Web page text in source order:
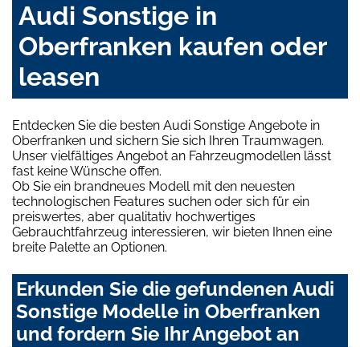
Audi Sonstige in
Oberfranken kaufen oder
leasen
Entdecken Sie die besten Audi Sonstige Angebote in
Oberfranken und sichern Sie sich Ihren Traumwagen.
Unser vielfältiges Angebot an Fahrzeugmodellen lässt
fast keine Wünsche offen.
Ob Sie ein brandneues Modell mit den neuesten
technologischen Features suchen oder sich für ein
preiswertes, aber qualitativ hochwertiges
Gebrauchtfahrzeug interessieren, wir bieten Ihnen eine
breite Palette an Optionen.
Erkunden Sie die gefundenen Audi
Sonstige Modelle in Oberfranken
und fordern Sie Ihr Angebot an